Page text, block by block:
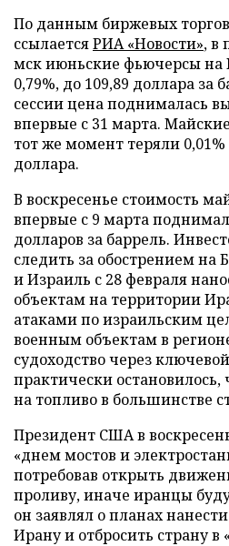
По данным биржевых
ссылаетсяРИА «Новости», в
мск июньские фьючерсы на
0,79%, до 109,89 доллара за
сессии цена поднималась
впервые с 31 марта.
тот же момент теряли 0,01%
доллара.
В воскресенье стоимость
впервые с 9 марта
долларов за баррель.
следить за обострением
и Израиль с 28 февраля
объектам на территории
атаками по израильским
военным объектам в
судоходство через
практически остановилось,
на топливо в большинстве
Президент США в
«днем мостов и
потребовав открыть
проливу, иначе иранцы
он заявлял о планах
Ирану и отбросить страну в